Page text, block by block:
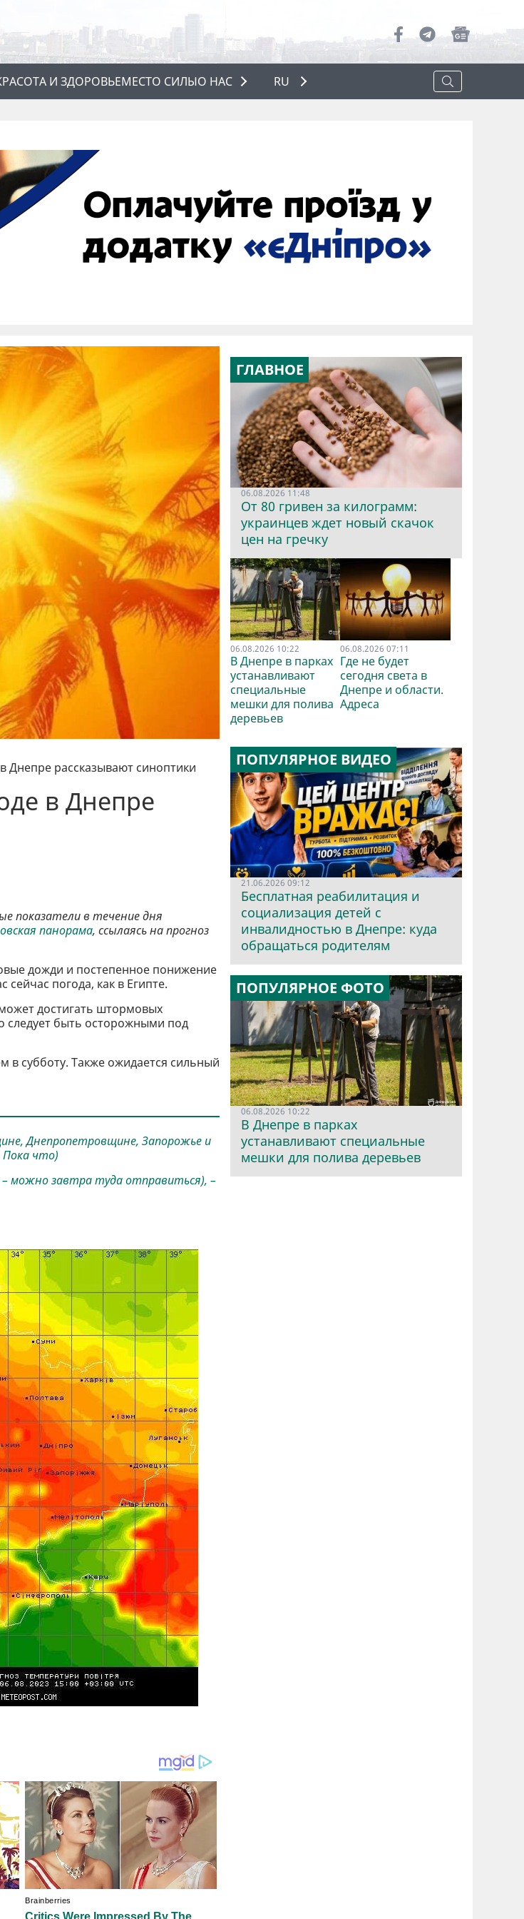
И ЗДОРОВЬЕМЕСТО СИЛЫО НАС
О НАС
RU
Днепре рассказывают синоптики
в Днепре
показатели в течение дня
панорама, ссылаясь на прогноз
дожди и постепенное понижение
погода, как в Египте.
достигать штормовых
следует быть осторожными под
в субботу. Также ожидается сильный
Днепропетровщине, Запорожье и
что)
можно завтра туда отправиться), –
ГЛАВНОЕ
06.08.2026 11:48
От 80 гривен за килограмм:
украинцев ждет новый скачок
цен на гречку
06.08.2026 10:22
В Днепре в парках
устанавливают
специальные
мешки для полива
деревьев
06.08.2026 07:11
Где не будет
сегодня света в
Днепре и области.
Адреса
ПОПУЛЯРНОЕ ВИДЕО
21.06.2026 09:12
Бесплатная реабилитация и
социализация детей с
инвалидностью в Днепре: куда
обращаться родителям
ПОПУЛЯРНОЕ ФОТО
06.08.2026 10:22
В Днепре в парках
устанавливают специальные
мешки для полива деревьев